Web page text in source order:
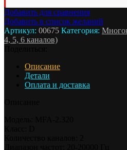
Добавить для сравнения
Добавить в список желаний
Артикул: 00675 Категория:
4, 5, 6 каналов)
Описание
Детали
Оплата и доставка